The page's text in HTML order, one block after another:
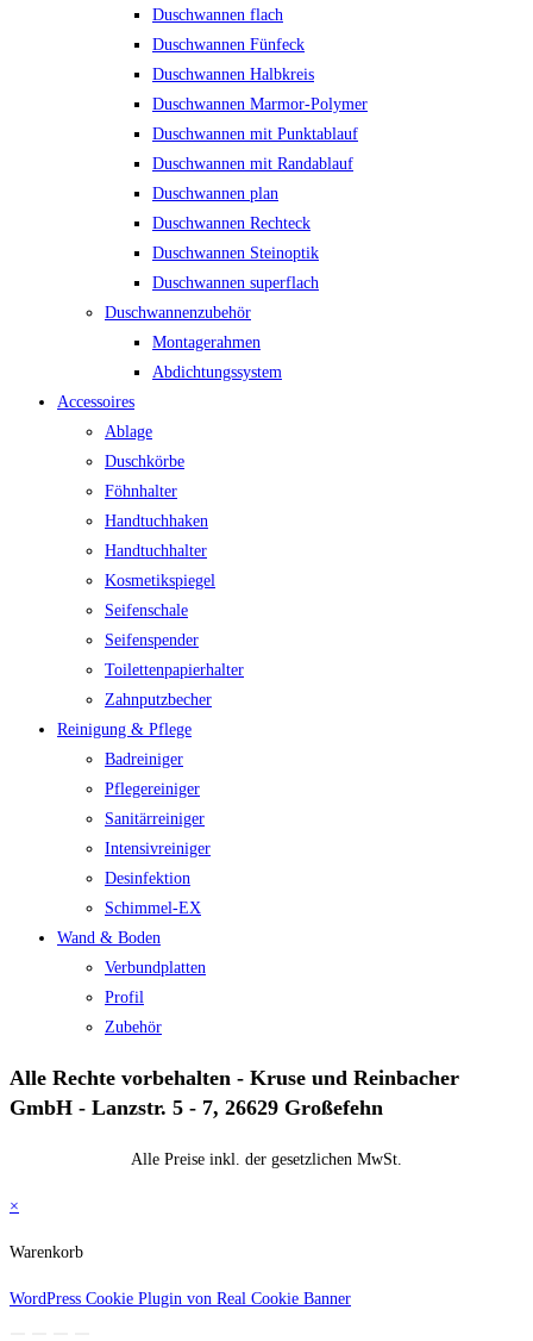
Duschwannen flach
Duschwannen Fünfeck
Duschwannen Halbkreis
Duschwannen Marmor-Polymer
Duschwannen mit Punktablauf
Duschwannen mit Randablauf
Duschwannen plan
Duschwannen Rechteck
Duschwannen Steinoptik
Duschwannen superflach
Duschwannenzubehör
Montagerahmen
Abdichtungssystem
Accessoires
Ablage
Duschkörbe
Föhnhalter
Handtuchhaken
Handtuchhalter
Kosmetikspiegel
Seifenschale
Seifenspender
Toilettenpapierhalter
Zahnputzbecher
Reinigung & Pflege
Badreiniger
Pflegereiniger
Sanitärreiniger
Intensivreiniger
Desinfektion
Schimmel-EX
Wand & Boden
Verbundplatten
Profil
Zubehör
Alle Rechte vorbehalten - Kruse und Reinbacher
GmbH - Lanzstr. 5 - 7, 26629 Großefehn
Alle Preise inkl. der gesetzlichen MwSt.
×
Warenkorb
WordPress Cookie Plugin von Real Cookie Banner